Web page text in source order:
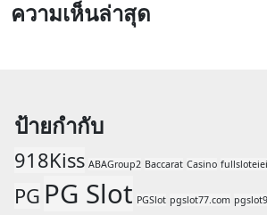
ความเห็นล่าสุด
ป้ายกำกับ
918Kiss ABAGroup2 Baccarat Casino
PG PG Slot PGSlot pgslot77.com